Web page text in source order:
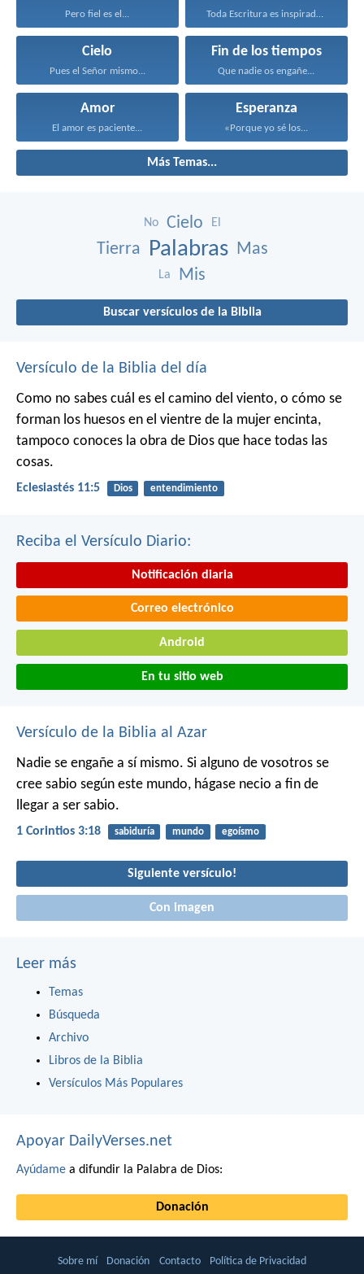
Pero fiel es el... Toda Escritura es inspirada...
Cielo
Pues el Señor mismo...
Fin de los tiempos
Que nadie os engañe...
Amor
El amor es paciente...
Esperanza
«Porque yo sé los...
Más Temas...
No Cielo El
Tierra Palabras Mas
La Mis
Buscar versículos de la Biblia
Versículo de la Biblia del día
Como no sabes cuál es el camino del viento, o cómo se
forman los huesos en el vientre de la mujer encinta,
tampoco conoces la obra de Dios que hace todas las
cosas.
Eclesiastés 11:5 Dios entendimiento
Reciba el Versículo Diario:
Notificación diaria
Correo electrónico
Android
En tu sitio web
Versículo de la Biblia al Azar
Nadie se engañe a sí mismo. Si alguno de vosotros se
cree sabio según este mundo, hágase necio a fin de
llegar a ser sabio.
1 Corintios 3:18 sabiduría mundo egoísmo
Siguiente versículo!
Con imagen
Leer más
Temas
Búsqueda
Archivo
Libros de la Biblia
Versículos Más Populares
Apoyar DailyVerses.net
Ayúdame a difundir la Palabra de Dios:
Donación
Sobre mí Donación Contacto Política de Privacidad